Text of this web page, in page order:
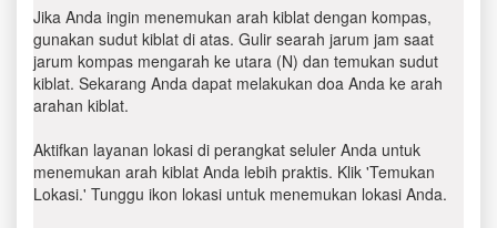
Jika Anda ingin menemukan arah kiblat dengan kompas,
gunakan sudut kiblat di atas. Gulir searah jarum jam saat
jarum kompas mengarah ke utara (N) dan temukan sudut
kiblat. Sekarang Anda dapat melakukan doa Anda ke arah
arahan kiblat.
Aktifkan layanan lokasi di perangkat seluler Anda untuk
menemukan arah kiblat Anda lebih praktis. Klik 'Temukan
Lokasi.' Tunggu ikon lokasi untuk menemukan lokasi Anda.